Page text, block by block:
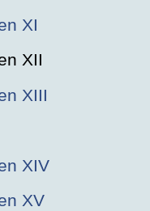
XI
XII
XIII
XIV
XV